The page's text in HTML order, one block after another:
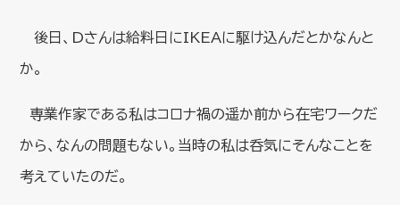
後日、Dさんは給料日にIKEAに駆け込んだとかなんと
か。
専業作家である私はコロナ禍の遥か前から在宅ワークだ
から、なんの問題もない。当時の私は呑気にそんなことを
考えていたのだ。